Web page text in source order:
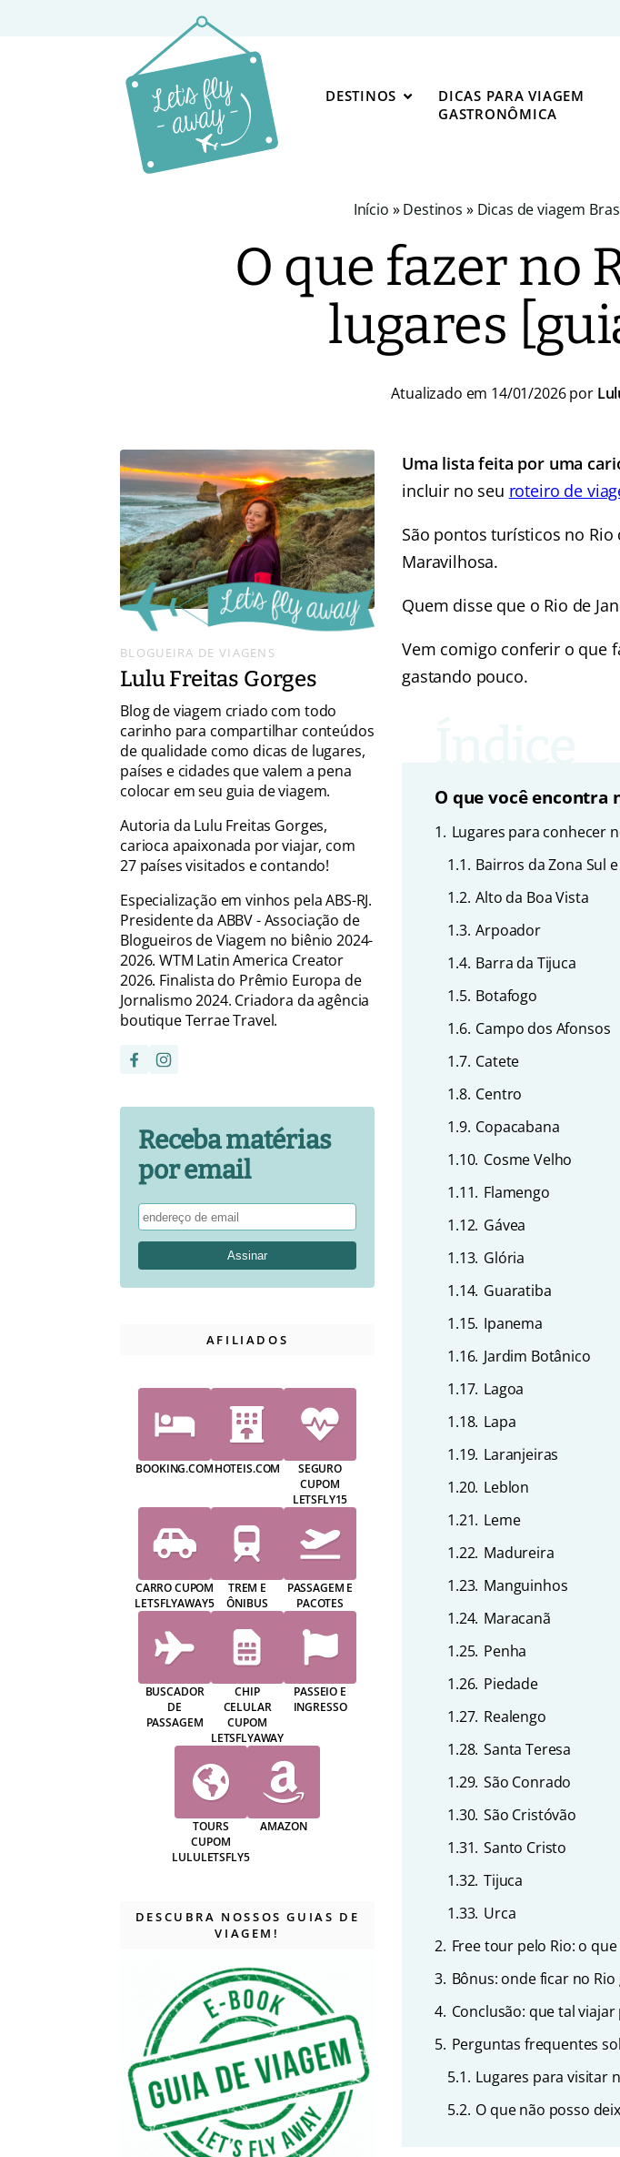
DESTINOS
DICAS PARA VIAGEM
GASTRONÔMICA
Início »Destinos » Dicas de viagem
O que fazer no
lugares
Atualizado em 14/01/2026 por
Uma lista feita por uma
incluir no seu roteiro de
São pontos turísticos no
Maravilhosa.
Quem disse que o Rio de
Vem comigo conferir o que
gastando pouco.
O que você encontra
1. Lugares para conhecer
1.1. Bairros da Zona Sul
1.2. Alto da Boa Vista
1.3. Arpoador
1.4. Barra da Tijuca
1.5. Botafogo
1.6. Campo dos Afonsos
1.7. Catete
1.8. Centro
1.9. Copacabana
1.10. Cosme Velho
1.11. Flamengo
1.12. Gávea
1.13. Glória
1.14. Guaratiba
1.15. Ipanema
1.16. Jardim Botânico
1.17. Lagoa
1.18. Lapa
1.19. Laranjeiras
1.20. Leblon
1.21. Leme
1.22. Madureira
1.23. Manguinhos
1.24. Maracanã
1.25. Penha
1.26. Piedade
1.27. Realengo
1.28. Santa Teresa
1.29. São Conrado
1.30. São Cristóvão
1.31. Santo Cristo
1.32. Tijuca
1.33. Urca
2. Free tour pelo Rio: o
3. Bônus: onde ficar no
4. Conclusão: que tal
5. Perguntas frequentes
5.1. Lugares para visitar
5.2. O que não posso
BLOGUEIRA DE VIAGENS
Lulu Freitas Gorges
Blog de viagem criado com todo
carinho para compartilhar conteúdos
de qualidade como dicas de lugares,
países e cidades que valem a pena
colocar em seu guia de viagem.
Autoria da Lulu Freitas Gorges,
carioca apaixonada por viajar, com
27 países visitados e contando!
Especialização em vinhos pela ABS-RJ.
Presidente da ABBV - Associação de
Blogueiros de Viagem no biênio 2024-
2026. WTM Latin America Creator
2026. Finalista do Prêmio Europa de
Jornalismo 2024. Criadora da agência
boutique Terrae Travel.
Receba matérias
por email
AFILIADOS
BOOKING.COMHOTEIS.COM
SEGURO
CUPOM
LETSFLY15
CARRO CUPOM
LETSFLYAWAY5
TREM E
ÔNIBUS
PASSAGEM E
PACOTES
BUSCADOR
DE
PASSAGEM
CHIP
CELULAR
CUPOM
LETSFLYAWAY
PASSEIO E
INGRESSO
TOURS
CUPOM
LULULETSFLY5
AMAZON
DESCUBRA NOSSOS GUIAS DE
VIAGEM!